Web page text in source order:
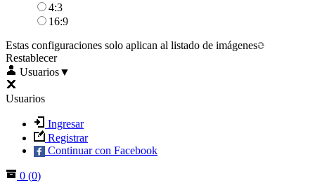
4:3
16:9
Estas configuraciones solo aplican al listado de imágenes
Restablecer
Usuarios▼
Usuarios
Ingresar
Registrar
Continuar con Facebook
0 (0)